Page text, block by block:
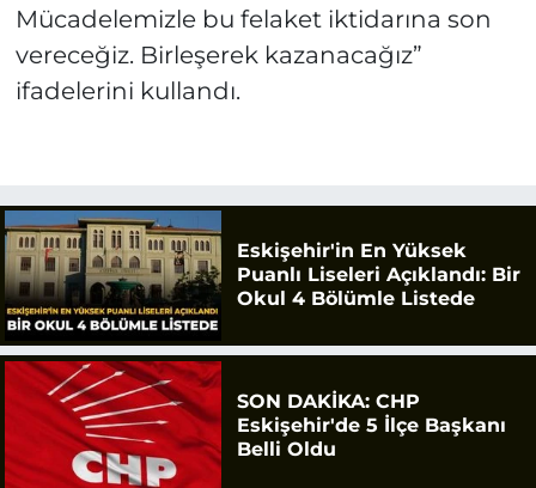
Mücadelemizle bu felaket iktidarına son
vereceğiz. Birleşerek kazanacağız”
ifadelerini kullandı.
Eskişehir'in En Yüksek
Puanlı Liseleri Açıklandı: Bir
Okul 4 Bölümle Listede
SON DAKİKA: CHP
Eskişehir'de 5 İlçe Başkanı
Belli Oldu